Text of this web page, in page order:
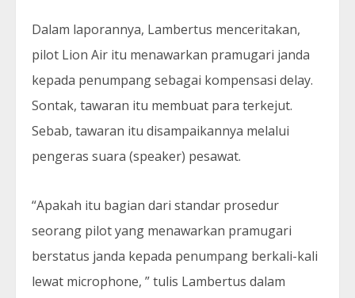
Dalam laporannya, Lambertus menceritakan,
pilot Lion Air itu menawarkan pramugari janda
kepada penumpang sebagai kompensasi delay.
Sontak, tawaran itu membuat para terkejut.
Sebab, tawaran itu disampaikannya melalui
pengeras suara (speaker) pesawat.
“Apakah itu bagian dari standar prosedur
seorang pilot yang menawarkan pramugari
berstatus janda kepada penumpang berkali-kali
lewat microphone, ” tulis Lambertus dalam